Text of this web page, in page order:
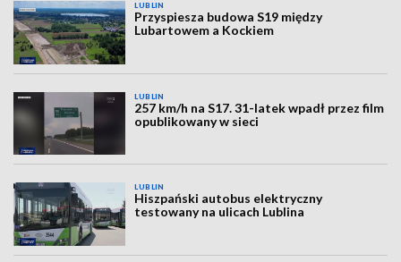
LUBLIN
Przyspiesza budowa S19 między
Lubartowem a Kockiem
LUBLIN
257 km/h na S17. 31-latek wpadł przez film
opublikowany w sieci
LUBLIN
Hiszpański autobus elektryczny
testowany na ulicach Lublina